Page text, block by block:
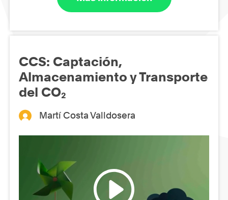
CCS: Captación,
Almacenamiento y Transporte
del CO₂
Martí Costa Valldosera